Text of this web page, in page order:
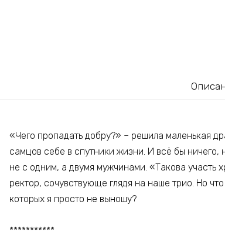
«Чего пропадать добру?» – решила маленькая
самцов себе в спутники жизни. И всё бы
не с одним, а двумя мужчинами. «Такова участь
ректор, сочувствующе глядя на наше трио. Но
которых я просто не выношу?
***********